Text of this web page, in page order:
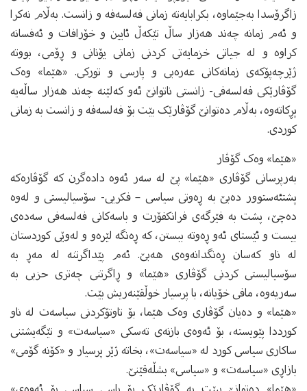
زاگرۆسدا به‌جێماوه‌، بکرابایه‌ته‌ زمانی فه‌لسه‌فه‌ و زانست. به‌ڵام‌ نه‌کرا
و ئه‌م زمانه‌ چه‌ند هه‌زار ساڵ تێکه‌ڵ ئایین و خۆرافات و ئه‌فسانه‌
کراوه‌ و له‌ جیاتی خزمایه‌تی کردنی زمانی یۆنانی و ڕۆمی، بووته‌
ژێرچه‌پۆکه‌ی زمانه‌کانی عەره‌بی و پارسی و تورکی. «هێما» وه‌ک
گۆڤارێکی فه‌لسه‌فی- زانستی ناتوانێ ئه‌و که‌لێنه‌ چه‌ند هه‌زار ساڵه‌یه‌
پڕکاته‌وه‌، به‌ڵام ده‌توانێ گۆڤارێک بێت بۆ فه‌لسه‌فه‌ و زانست به‌ زمانی
کوردی.
«هێما» وه‌ک گۆڤار
به‌رپرسانی گۆڤاری «هێما»‌ پێ له‌ سه‌ر ئه‌وه‌ داده‌گرن که‌ گۆڤاره‌که‌
پشتئه‌ستوور ده‌بێ به‌ ڕه‌وتی سیاسی – فکریی- سۆسیالیستی و له‌وه‌
ده‌چێ،‌ پشت به‌ فێرگه‌ی فرانکفۆرت و باسه‌کانی فه‌لسه‌فی سه‌ده‌ی
بیست و ئێستای ئه‌و ڕه‌وته‌ ببستن، که‌ ڕه‌نگه‌ لێره‌و و له‌وێی کوردستان
له‌ ناو که‌سان ڕه‌نگدانه‌وه‌ی هه‌بێ. ئه‌م پێداگرتنه‌ له‌ مه‌ڕ به‌
سۆسیالیستی کردنی گۆڤاری «هێما» و ڕاگرتنی چه‌تری حزبی به‌
سه‌ریه‌وه‌، مافی خۆیانه‌، با پرسیار خوڵقێنه‌ریش بێت.
«هێما» و ده‌یان گۆڤاری وه‌ک هێما، بۆ تاوتۆکردنی سیاسه‌ت له‌ ناو
کورددا پێویسته‌، بۆ ئه‌وه‌ی بازنه‌ی ته‌سکی «سیاسه‌ت» و تێگه‌یشتنی
ساکاری سیاسی کورد له‌ «سیاسه‌ت»، بخاته‌ ژێر پرسیار و «کۆنه گۆمی»
‌بازاڕی «سیاسه‌ت» و «سیاسی» بشڵه‌قێنێ.